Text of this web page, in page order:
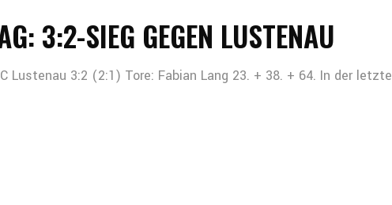
3:2-SIEG GEGEN LUSTENAU
Lustenau 3:2 (2:1) Tore: Fabian Lang 23. + 38. + 64. In der